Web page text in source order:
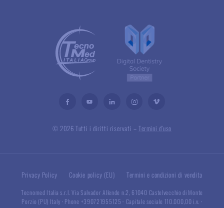
© 2026 Tutti i diritti riservati –Termini d’uso
Privacy Policy Cookie policy (EU) Termini e condizioni di vendita
Tecnomed Italia s.r.l. Via Salvador Allende n.2, 61040 Castelvecchio di Monte
Porzio (PU) Italy · Phone +390721955125· Capitale sociale 110.000,00 i.v. ·